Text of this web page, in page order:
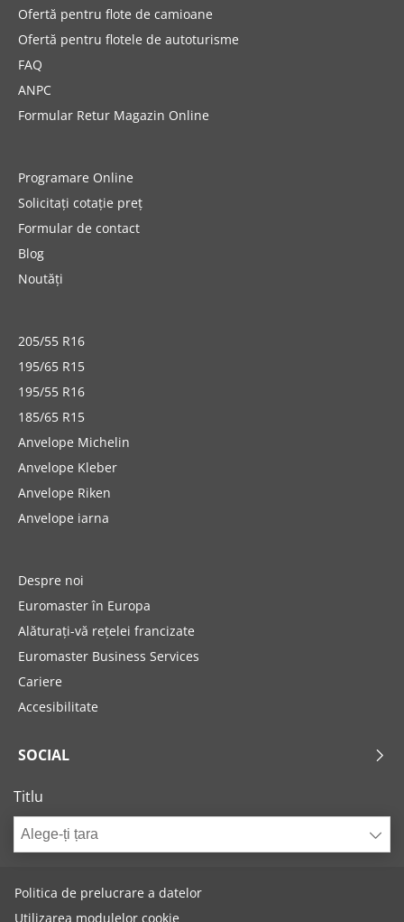
Ofertă pentru flote de camioane
Ofertă pentru flotele de autoturisme
FAQ
ANPC
Formular Retur Magazin Online
Programare Online
Solicitați cotație preț
Formular de contact
Blog
Noutăți
205/55 R16
195/65 R15
195/55 R16
185/65 R15
Anvelope Michelin
Anvelope Kleber
Anvelope Riken
Anvelope iarna
Despre noi
Euromaster în Europa
Alăturați-vă rețelei francizate
Euromaster Business Services
Cariere
Accesibilitate
SOCIAL
Titlu
Alege-ți țara
Politica de prelucrare a datelor
Utilizarea modulelor cookie